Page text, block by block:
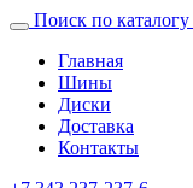
Поиск по каталогу
Главная
Шины
Диски
Доставка
Контакты